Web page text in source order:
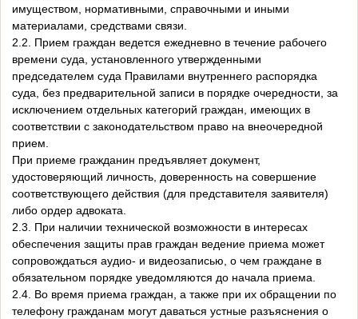
имуществом, нормативными, справочными и иными
материалами, средствами связи.
2.2. Прием граждан ведется ежедневно в течение рабочего
времени суда, установленного утвержденными
председателем суда Правилами внутреннего распорядка
суда, без предварительной записи в порядке очередности, за
исключением отдельных категорий граждан, имеющих в
соответствии с законодательством право на внеочередной
прием.
При приеме гражданин предъявляет документ,
удостоверяющий личность, доверенность на совершение
соответствующего действия (для представителя заявителя)
либо ордер адвоката.
2.3. При наличии технической возможности в интересах
обеспечения защиты прав граждан ведение приема может
сопровождаться аудио- и видеозаписью, о чем граждане в
обязательном порядке уведомляются до начала приема.
2.4. Во время приема граждан, а также при их обращении по
телефону гражданам могут даваться устные разъяснения о